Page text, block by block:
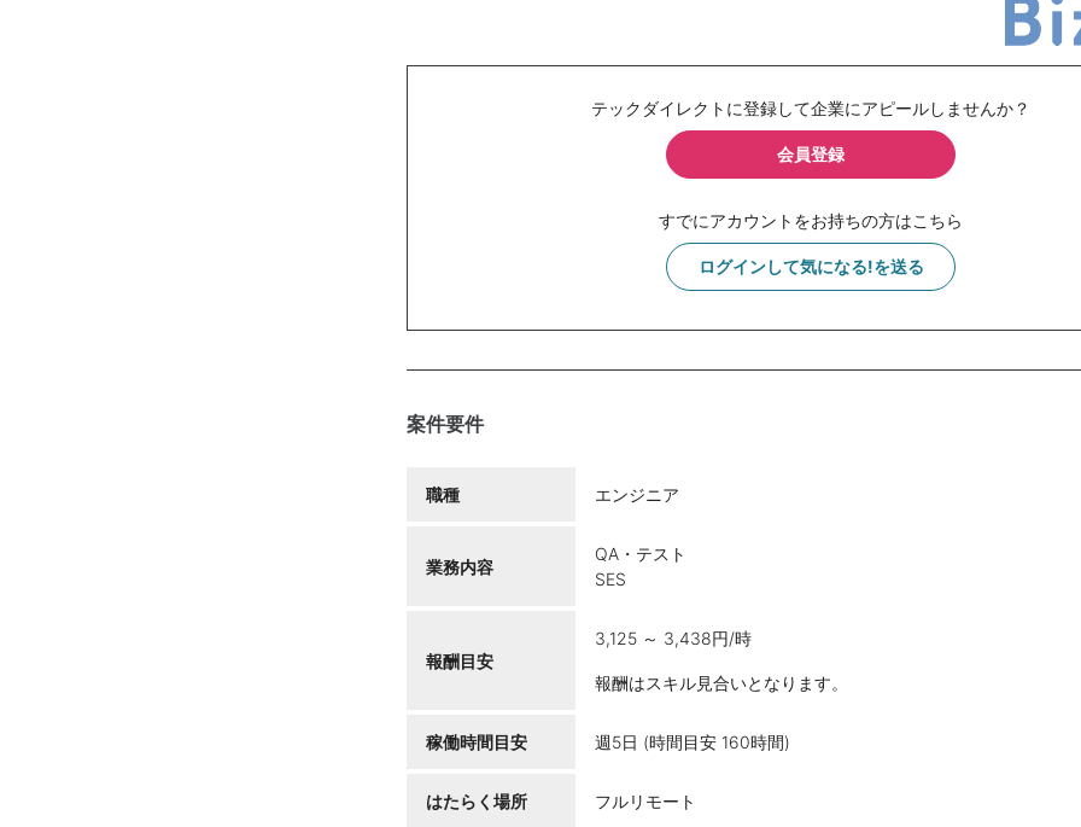
テックダイレクトに登録して企業にアピールしませんか？
会員登録
すでにアカウントをお持ちの方はこちら
ログインして気になる!を送る
案件要件
職種 エンジニア
業務内容
QA・テスト
SES
報酬目安
3,125 ～ 3,438円/時
報酬はスキル見合いとなります。
稼働時間目安 週5日 (時間目安 160時間)
はたらく場所 フルリモート